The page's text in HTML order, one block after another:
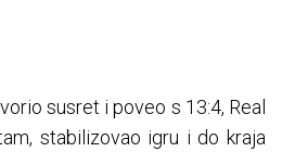
susret i poveo s 13:4, Real
stabilizovao igru i do kraja